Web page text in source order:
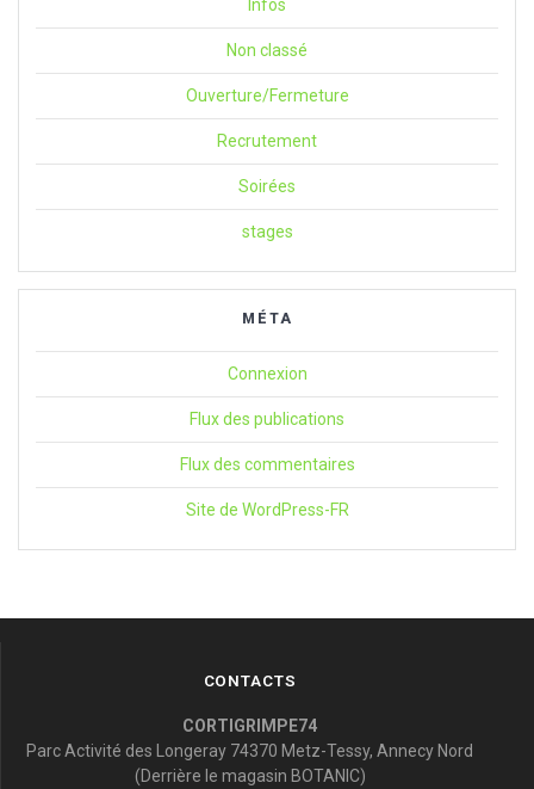
Infos
Non classé
Ouverture/Fermeture
Recrutement
Soirées
stages
MÉTA
Connexion
Flux des publications
Flux des commentaires
Site de WordPress-FR
CONTACTS
CORTIGRIMPE74
Parc Activité des Longeray 74370 Metz-Tessy, Annecy Nord
(Derrière le magasin BOTANIC)